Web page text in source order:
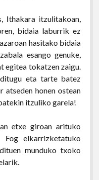
Ithakara itzulitakoan,
bidaia laburrik ez
hasitako bidaia
esango genuke,
egitea tokatzen zaigu.
eta tarte batez
atseden honen ostean
itzuliko garela!
etxe giroan arituko
Fog elkarrizketatuko
munduko txoko